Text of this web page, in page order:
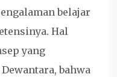
belajar
Hal
yang
bahwa